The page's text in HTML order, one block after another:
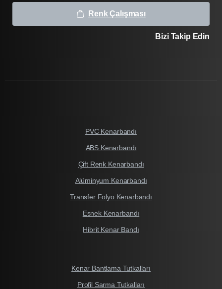
Renk Çalışması
Bizi Takip Edin
PVC Kenarbandı
ABS Kenarbandı
Çift Renk Kenarbandı
Alüminyum Kenarbandı
Transfer Folyo Kenarbandı
Esnek Kenarbandı
Hibrit Kenar Bandı
Kenar Bantlama Tutkalları
Profil Sarma Tutkalları